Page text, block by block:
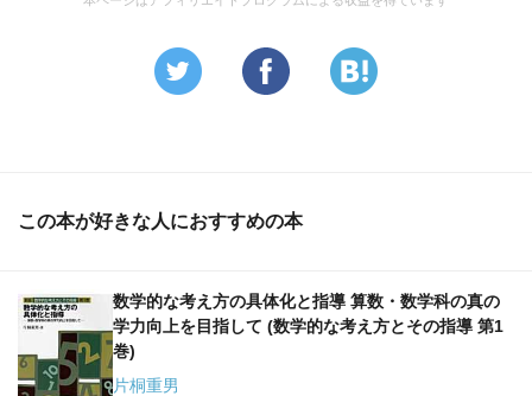
この本が好きな人におすすめの本
数学的な考え方の具体化と指導 算数・数学科の真の
学力向上を目指して (数学的な考え方とその指導 第1
巻)
片桐重男